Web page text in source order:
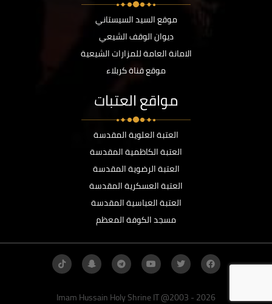
موقع السيد السيستاني
ديوان الوقف الشيعي
الامانة العامة للمزارات الشيعية
موقع قناة كربلاء
مواقع العتبات
العتبة العلوية المقدسة
العتبة الكاظمية المقدسة
العتبة الرضوية المقدسة
العتبة العسكرية المقدسة
العتبة العباسية المقدسة
مسجد الكوفة المعظم
Imam Hussain Holy Shrine IT @2003 - 2026